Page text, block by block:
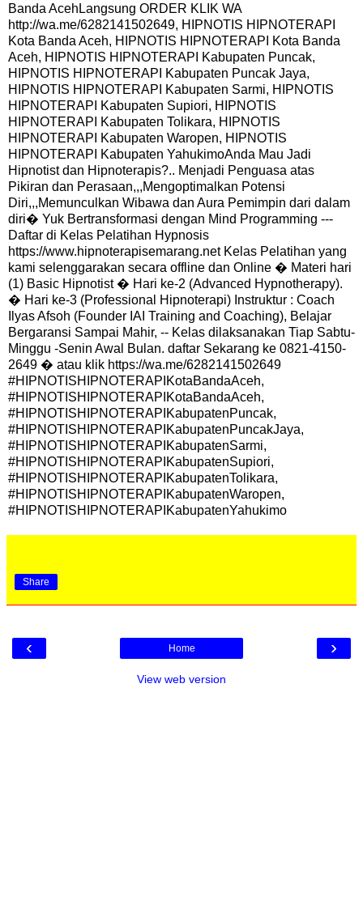
Banda AcehLangsung ORDER KLIK WA
http://wa.me/6282141502649, HIPNOTIS HIPNOTERAPI
Kota Banda Aceh, HIPNOTIS HIPNOTERAPI Kota Banda
Aceh, HIPNOTIS HIPNOTERAPI Kabupaten Puncak,
HIPNOTIS HIPNOTERAPI Kabupaten Puncak Jaya,
HIPNOTIS HIPNOTERAPI Kabupaten Sarmi, HIPNOTIS
HIPNOTERAPI Kabupaten Supiori, HIPNOTIS
HIPNOTERAPI Kabupaten Tolikara, HIPNOTIS
HIPNOTERAPI Kabupaten Waropen, HIPNOTIS
HIPNOTERAPI Kabupaten YahukimoAnda Mau Jadi
Hipnotist dan Hipnoterapis?.. Menjadi Penguasa atas
Pikiran dan Perasaan,,,Mengoptimalkan Potensi
Diri,,,Memunculkan Wibawa dan Aura Pemimpin dari dalam
diri� Yuk Bertransformasi dengan Mind Programming ---
Daftar di Kelas Pelatihan Hypnosis
https://www.hipnoterapisemarang.net Kelas Pelatihan yang
kami selenggarakan secara offline dan Online � Materi hari
(1) Basic Hipnotist � Hari ke-2 (Advanced Hypnotherapy).
� Hari ke-3 (Professional Hipnoterapi) Instruktur : Coach
Ilyas Afsoh (Founder IAI Training and Coaching), Belajar
Bergaransi Sampai Mahir, -- Kelas dilaksanakan Tiap Sabtu-
Minggu -Senin Awal Bulan. daftar Sekarang ke 0821-4150-
2649 � atau klik https://wa.me/6282141502649
#HIPNOTISHIPNOTERAPIKotaBandaAceh,
#HIPNOTISHIPNOTERAPIKotaBandaAceh,
#HIPNOTISHIPNOTERAPIKabupatenPuncak,
#HIPNOTISHIPNOTERAPIKabupatenPuncakJaya,
#HIPNOTISHIPNOTERAPIKabupatenSarmi,
#HIPNOTISHIPNOTERAPIKabupatenSupiori,
#HIPNOTISHIPNOTERAPIKabupatenTolikara,
#HIPNOTISHIPNOTERAPIKabupatenWaropen,
#HIPNOTISHIPNOTERAPIKabupatenYahukimo
Share
‹ ›
Home
View web version